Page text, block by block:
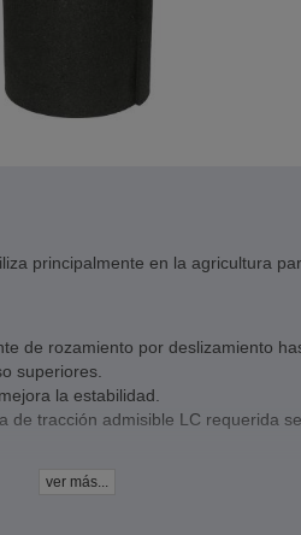
principalmente en la agricultura
de rozamiento por deslizamiento
superiores.
la estabilidad.
de tracción admisible LC requerida
ver más...